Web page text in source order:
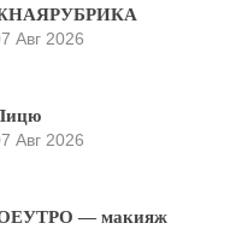
Авг 2026
Авг 2026
— макияж